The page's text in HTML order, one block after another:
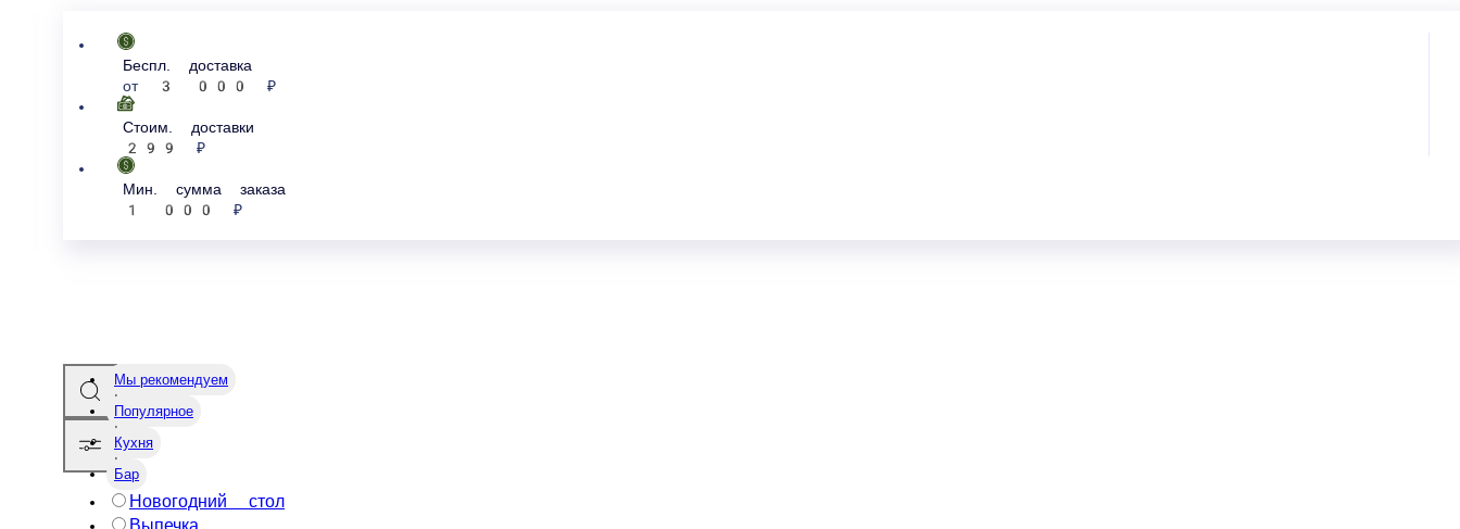
3 000 ₽
299 ₽
1 000 ₽
Мы рекомендуем
Популярное
КухняНовогодний стол
Выпечка